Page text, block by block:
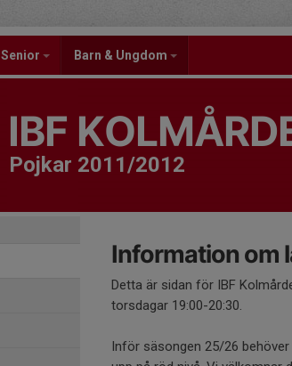
Senior Barn & Ungdom
IBF
Pojkar 2011/2012
Information om
Detta är sidan för IBF
torsdagar 19:00-20:30.
Inför säsongen 25/26